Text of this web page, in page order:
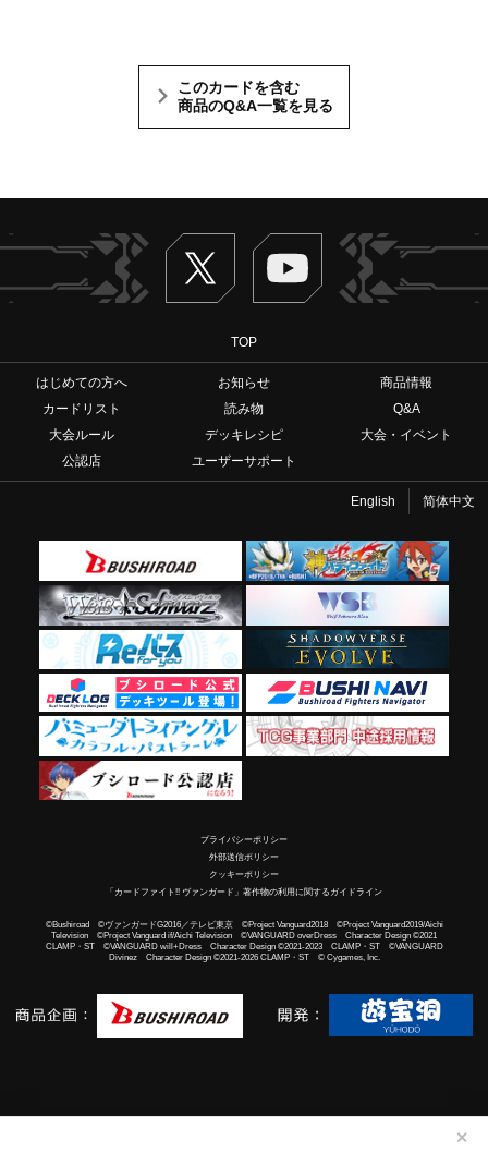
✕
このカードを含む
商品のQ&A一覧を見る
Twitter ヴァンガードch
TOP
はじめての方へ お知らせ
商品情報
カードリスト
読み物
Q&A
大会ルール
デッキレシピ
大会・イベント
公認店
ユーザーサポート
English 简体中文
プライバシーポリシー
外部送信ポリシー
クッキーポリシー
「カードファイト!! ヴァンガード」著作物の利用に関するガイドライン
©Bushiroad ©ヴァンガードG2016／テレビ東京 ©Project Vanguard2018 ©Project Vanguard2019/Aichi
Television ©Project Vanguard if/Aichi Television ©VANGUARD overDress Character Design ©2021
CLAMP・ST ©VANGUARD will+Dress Character Design ©2021-2023 CLAMP・ST ©VANGUARD
Divinez Character Design ©2021-2026 CLAMP・ST © Cygames, Inc.